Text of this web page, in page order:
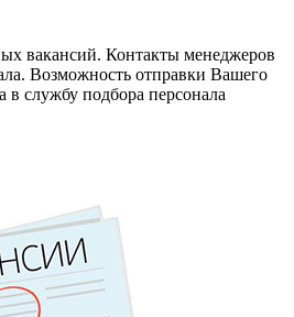
вакансий. Контакты менеджеров
Возможность отправки Вашего
в службу подбора персонала